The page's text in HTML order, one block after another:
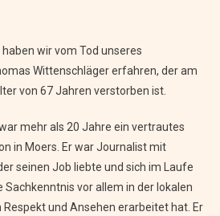
wir vom Tod unseres
Wittenschläger erfahren, der am
von 67 Jahren verstorben ist.
mehr als 20 Jahre ein vertrautes
in Moers. Er war Journalist mit
seinen Job liebte und sich im Laufe
vor allem in der lokalen
Respekt und Ansehen erarbeitet hat. Er